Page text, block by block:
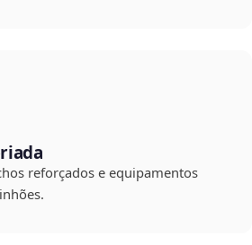
reforçados e equipamentos